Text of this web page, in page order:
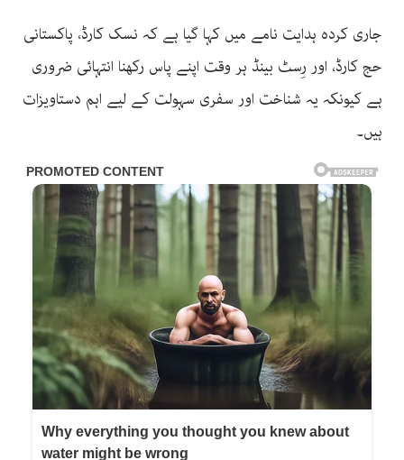
جاری کردہ ہدایت نامے میں کہا گیا ہے کہ نسک کارڈ، پاکستانی
حج کارڈ، اور رِسٹ بینڈ ہر وقت اپنے پاس رکھنا انتہائی ضروری
ہے کیونکہ یہ شناخت اور سفری سہولت کے لیے اہم دستاویزات
ہیں۔